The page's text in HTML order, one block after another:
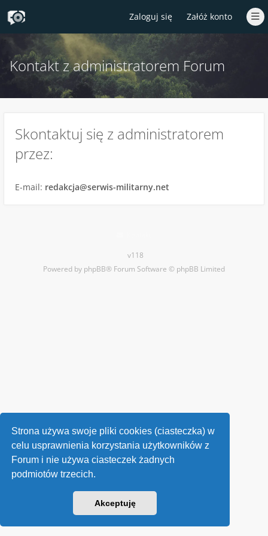
Strona używa swoje pliki cookies (ciasteczka) w
celu usprawnienia korzystania użytkowników z
Forum i nie używa ciasteczek żadnych
podmiotów trzecich.
Akceptuję
Zaloguj się Załóż konto
Kontakt z administratorem Forum
Skontaktuj się z administratorem
przez:
E-mail: redakcja@serwis-militarny.net
v118
Powered by phpBB® Forum Software © phpBB Limited